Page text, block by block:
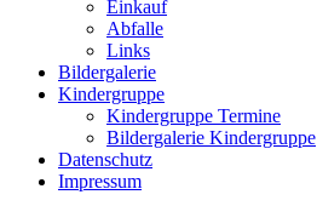
Einkauf
Abfalle
Links
Bildergalerie
Kindergruppe
Kindergruppe Termine
Bildergalerie Kindergruppe
Datenschutz
Impressum